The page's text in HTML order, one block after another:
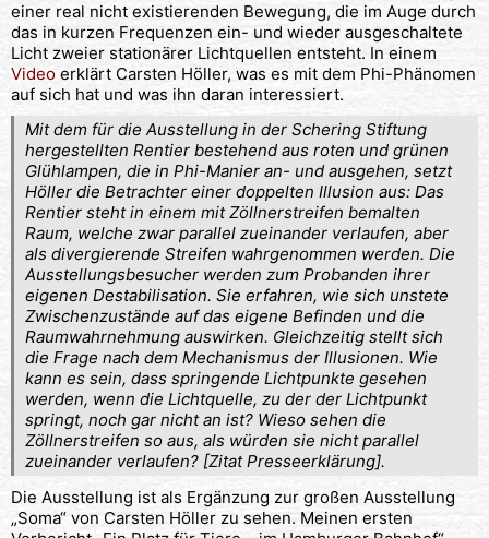
einer real nicht existierenden Bewegung, die im Auge durch
das in kurzen Frequenzen ein- und wieder ausgeschaltete
Licht zweier stationärer Lichtquellen entsteht. In einem
Video erklärt Carsten Höller, was es mit dem Phi-Phänomen
auf sich hat und was ihn daran interessiert.
Mit dem für die Ausstellung in der Schering Stiftung
hergestellten Rentier bestehend aus roten und grünen
Glühlampen, die in Phi-Manier an- und ausgehen, setzt
Höller die Betrachter einer doppelten Illusion aus: Das
Rentier steht in einem mit Zöllnerstreifen bemalten
Raum, welche zwar parallel zueinander verlaufen, aber
als divergierende Streifen wahrgenommen werden. Die
Ausstellungsbesucher werden zum Probanden ihrer
eigenen Destabilisation. Sie erfahren, wie sich unstete
Zwischenzustände auf das eigene Befinden und die
Raumwahrnehmung auswirken. Gleichzeitig stellt sich
die Frage nach dem Mechanismus der Illusionen. Wie
kann es sein, dass springende Lichtpunkte gesehen
werden, wenn die Lichtquelle, zu der der Lichtpunkt
springt, noch gar nicht an ist? Wieso sehen die
Zöllnerstreifen so aus, als würden sie nicht parallel
zueinander verlaufen? [Zitat Presseerklärung].
Die Ausstellung ist als Ergänzung zur großen Ausstellung
„Soma“ von Carsten Höller zu sehen. Meinen ersten